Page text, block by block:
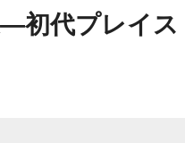
初代プレイス